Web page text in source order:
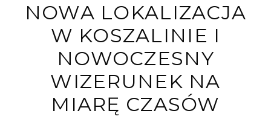
NOWA LOKALIZACJA
W KOSZALINIE I
NOWOCZESNY
WIZERUNEK NA
MIARĘ CZASÓW